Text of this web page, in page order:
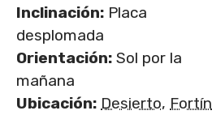
Inclinación: Placa
desplomada
Orientación: Sol por la
mañana
Ubicación: Desierto, Fortín